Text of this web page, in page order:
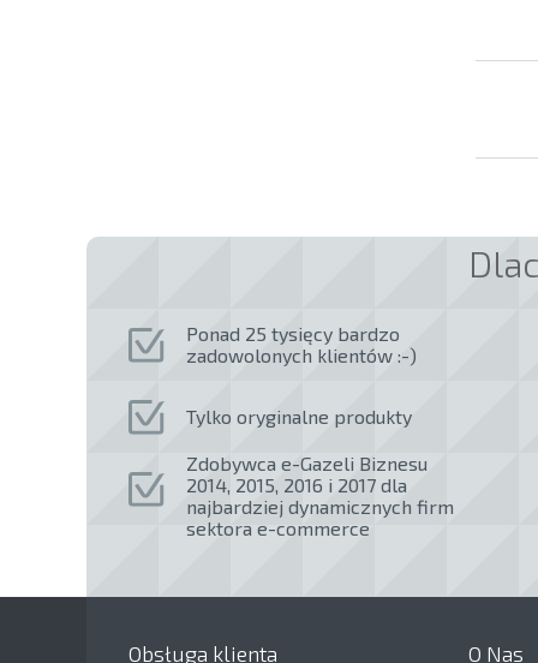
Ponad 25 tysięcy bardzo
zadowolonych klientów :-)
Tylko oryginalne produkty
Zdobywca e-Gazeli Biznesu
2014, 2015, 2016 i 2017 dla
najbardziej dynamicznych firm
sektora e-commerce
Obsługa klienta O Nas